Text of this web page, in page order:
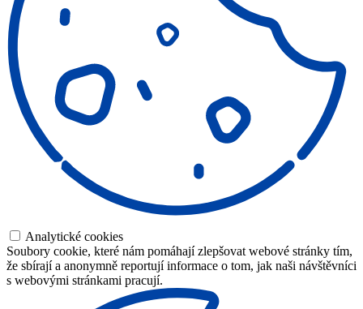
Analytické cookies
Soubory cookie, které nám pomáhají zlepšovat webové stránky tím,
že sbírají a anonymně reportují informace o tom, jak naši návštěvníci
s webovými stránkami pracují.